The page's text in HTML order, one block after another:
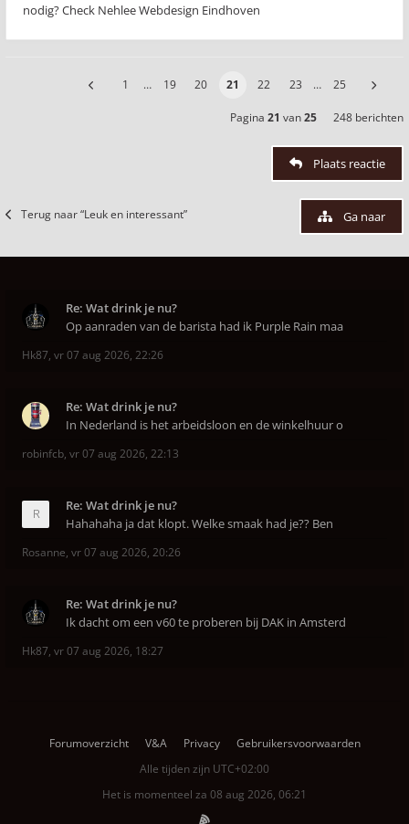
nodig? Check Nehlee Webdesign Eindhoven
1 … 19 20 21 22 23 … 25
Pagina 21 van25 248 berichten
Plaats reactie
Terug naar “Leuk en interessant” Ga naar
Re: Wat drink je nu?
Op aanraden van de barista had ik Purple Rain maa
Hk87, vr 07 aug 2026, 22:26
Re: Wat drink je nu?
In Nederland is het arbeidsloon en de winkelhuur o
robinfcb, vr 07 aug 2026, 22:13
Re: Wat drink je nu?
Hahahaha ja dat klopt. Welke smaak had je?? Ben
Rosanne, vr 07 aug 2026, 20:26
Re: Wat drink je nu?
Ik dacht om een v60 te proberen bij DAK in Amsterd
Hk87, vr 07 aug 2026, 18:27
Forumoverzicht V&A Privacy
Gebruikersvoorwaarden
Alle tijden zijn UTC+02:00
Het is momenteel za 08 aug 2026, 06:21